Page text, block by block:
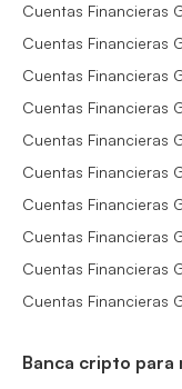
Cuentas Financieras
Cuentas Financieras
Cuentas Financieras
Cuentas Financieras
Cuentas Financieras
Cuentas Financieras
Cuentas Financieras
Cuentas Financieras
Cuentas Financieras
Cuentas Financieras
Banca cripto para